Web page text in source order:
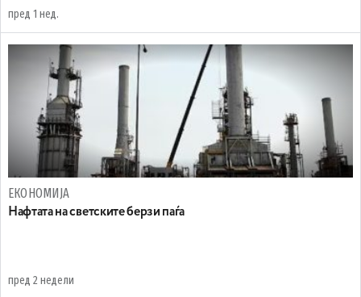
пред 1 нед.
ЕКОНОМИЈА
Нафтата на светските берзи паѓа
пред 2 недели